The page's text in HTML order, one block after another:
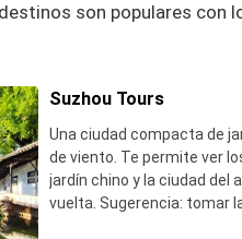
son populares con
Suzhou Tours
Una ciudad compacta de
de viento. Te permite ver
jardín chino y la ciudad del
vuelta. Sugerencia: tomar